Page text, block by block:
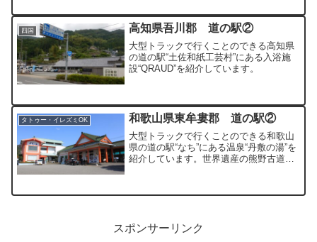
す。
四国 高知県吾川郡 道の駅②
大型トラックで行くことのできる高知県
の道の駅“土佐和紙工芸村”にある入浴施
設“QRAUD”を紹介しています。
タトゥー・イレズミOK 和歌山県東牟婁郡 道の駅②
大型トラックで行くことのできる和歌山
県の道の駅“なち”にある温泉“丹敷の湯”を
紹介しています。世界遺産の熊野古道を
スポンサーリンク